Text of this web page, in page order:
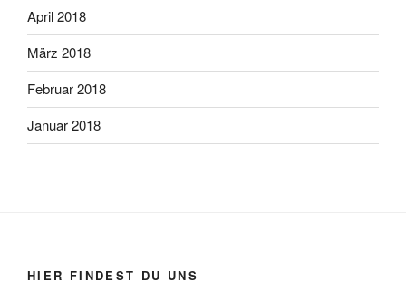
April 2018
März 2018
Februar 2018
Januar 2018
HIER FINDEST DU UNS